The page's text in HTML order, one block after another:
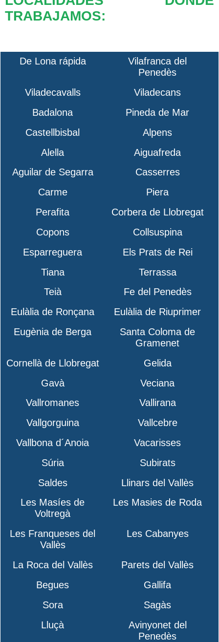
TRABAJAMOS:
De Lona rápida
Vilafranca del
Penedès
Viladecavalls
Viladecans
Badalona
Pineda de Mar
Castellbisbal
Alpens
Alella
Aiguafreda
Aguilar de Segarra
Casserres
Carme
Piera
Perafita
Corbera de Llobregat
Copons
Collsuspina
Esparreguera
Els Prats de Rei
Tiana
Terrassa
Teià
Fe del Penedès
Eulàlia de Ronçana
Eulàlia de Riuprimer
Eugènia de Berga
Santa Coloma de
Gramenet
Cornellà de Llobregat
Gelida
Gavà
Veciana
Vallromanes
Vallirana
Vallgorguina
Vallcebre
Vallbona d´Anoia
Vacarisses
Súria
Subirats
Saldes
Llinars del Vallès
Les Masíes de
Voltregà
Les Masies de Roda
Les Franqueses del
Vallès
Les Cabanyes
La Roca del Vallès
Parets del Vallès
Begues
Gallifa
Sora
Sagàs
Lluçà
Avinyonet del
Penedès